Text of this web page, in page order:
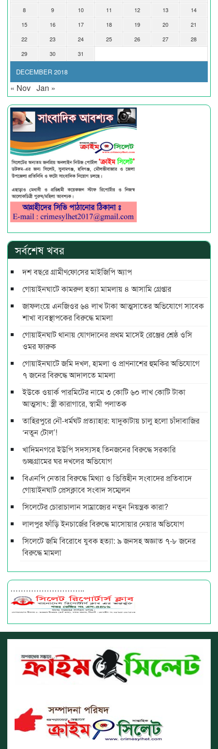
DECEMBER 2018
8
9 10 11 12 13
14
15
16 17 18 19 20
21
22
23 24 25 26 27
28
29
30 31
« Nov Jan »
সর্বশেষ খবর
দশ বছ‌রে গ্রামীণ‌ফো‌সের মাইজিপি অ্যাপ
গোয়াইনঘাটে কামরুল হত্যা মামলায় ৪ আসামি গ্রেপ্তার
জাফলংয়ে এনজিওর ৬৪ লাখ টাকা আত্মসাতের অভিযোগে সাবেক
শাখা ব্যবস্থাপকের বিরুদ্ধে মামলা
গোয়াইনঘাট থানায় যোগদানের প্রথম মাসেই রেঞ্জের শ্রেষ্ঠ ওসি
ওমর ফারুক
গোয়াইনঘাটে জমি দখল, হামলা ও প্রাণনাশের হুমকির অভিযোগে
৭ জনের বিরুদ্ধে আদালতে মামলা
ইউকে ওয়ার্ক পারমিটের নামে ৩ কোটি ৬০ লাখ কোটি টাকা
আত্মসাৎ: স্ত্রী কারাগারে, স্বামী পলাতক
তাহিরপুরে নৌ-ধর্মঘট প্রত্যাহার: যাদুকাটায় চালু হলো চাঁদাবাজির
‘নতুন টোল’!
খাদিমনগরে ইউপি সদস্যসহ তিনজনের বিরুদ্ধে সরকারি
গুচ্ছগ্রামের ঘর দখলের অভিযোগ
বিএনপি নেতার বিরুদ্ধে মিথ্যা ও ভিত্তিহীন সংবাদের প্রতিবাদে
গোয়াইনঘাট প্রেসক্লাবে সংবাদ সম্মেলন
সিলেটের চোরাচালান সাম্রাজ্যের নতুন নিয়ন্ত্রক কারা?
লালপুর ফাঁড়ি ইনচার্জের বিরুদ্ধে মাসোয়ার নেয়ার অভিযোগ
সিলেটে জমি বিরোধে যুবক হত্যা: ৯ জনসহ অজ্ঞাত ৭-৮ জনের
বিরুদ্ধে মামলা
………………………..